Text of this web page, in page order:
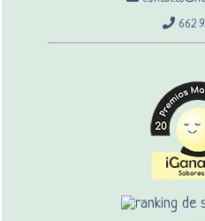
662